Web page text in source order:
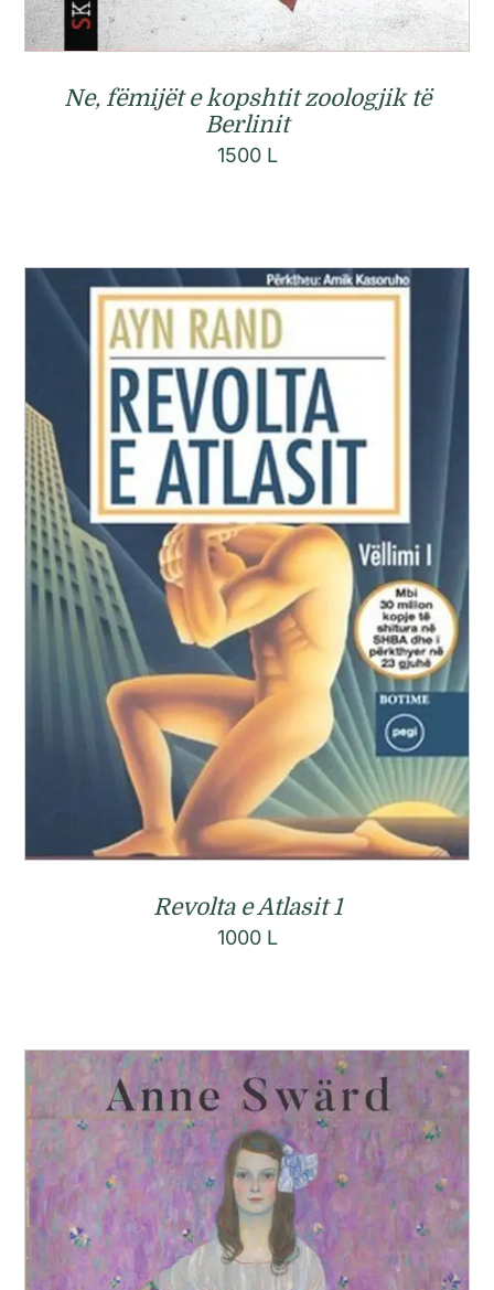
Ne, fëmijët e kopshtit zoologjik të
Berlinit
1500 L
Revolta e Atlasit 1
1000 L